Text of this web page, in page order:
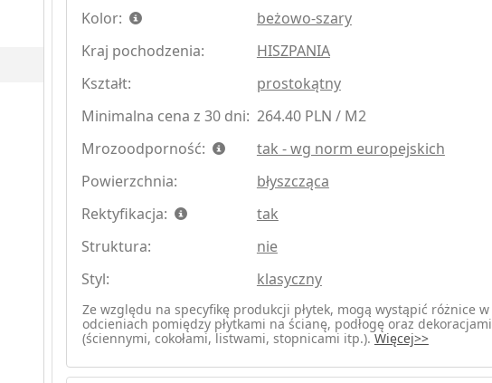
Kolor:
beżowo-szary
Kraj pochodzenia:
HISZPANIA
Kształt:
prostokątny
Minimalna cena z 30 dni: 264.40 PLN / M2
Mrozoodporność:
tak - wg norm europejskich
Powierzchnia:
błyszcząca
Rektyfikacja:
tak
Struktura:
nie
Styl:
klasyczny
Ze względu na specyfikę produkcji płytek, mogą wystąpić różnice w
odcieniach pomiędzy płytkami na ścianę, podłogę oraz dekoracjami
(ściennymi, cokołami, listwami, stopnicami itp.). Więcej>>